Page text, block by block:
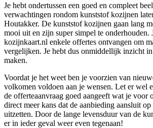
Je hebt ondertussen een goed en compleet
verwachtingen rondom kunststof kozijnen
Houtakker. De kunststof kozijnen gaan lang
mooi uit en zijn super simpel te onderhouden.
kozijnkaart.nl enkele offertes ontvangen om
vergelijken. Je hebt dus onmiddellijk inzicht
maken.
Voordat je het weet ben je voorzien van
volkomen voldoen aan je wensen. Let er wel
de offerteaanvraag goed aangeeft wat je voor
direct meer kans dat de aanbieding aansluit
uitzetten. Door de lange levensduur van de
er in ieder geval weer even tegenaan!